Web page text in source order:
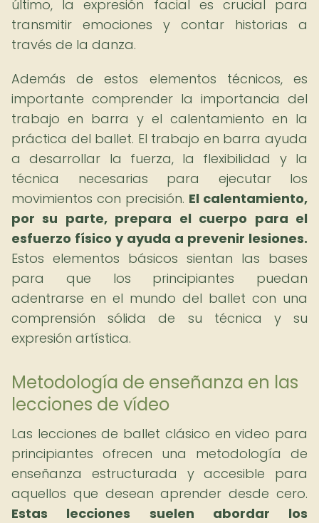
último, la expresión facial es crucial para
transmitir emociones y contar historias a
través de la danza.
Además de estos elementos técnicos, es
importante comprender la importancia del
trabajo en barra y el calentamiento en la
práctica del ballet. El trabajo en barra ayuda
a desarrollar la fuerza, la flexibilidad y la
técnica necesarias para ejecutar los
movimientos con precisión. El calentamiento,
por su parte, prepara el cuerpo para el
esfuerzo físico y ayuda a prevenir lesiones.
Estos elementos básicos sientan las bases
para que los principiantes puedan
adentrarse en el mundo del ballet con una
comprensión sólida de su técnica y su
expresión artística.
Metodología de enseñanza en las
lecciones de vídeo
Las lecciones de ballet clásico en video para
principiantes ofrecen una metodología de
enseñanza estructurada y accesible para
aquellos que desean aprender desde cero.
Estas lecciones suelen abordar los